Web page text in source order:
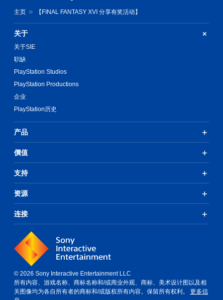
主页 【FINAL FANTASY XVI 分享有奖活动】
关于
关于SIE
职缺
PlayStation Studios
PlayStation Productions
企业
PlayStation历史
产品
價值
支持
资源
连接
© 2026 Sony Interactive Entertainment LLC
所有内容、游戏名称、商标名称和/或商业外观、商标、美术设计图以及相
关图像均为各自所有者的商标和/或版权所有内容。保留所有权利。 更多信